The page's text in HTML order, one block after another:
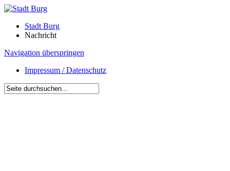
Stadt Burg
Nachricht
Navigation überspringen
Impressum / Datenschutz